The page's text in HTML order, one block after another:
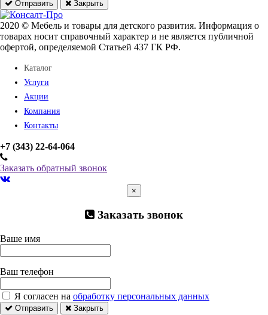
Отправить Закрыть
2020 © Мебель и товары для детского развития. Информация о
товарах носит справочный характер и не является публичной
офертой, определяемой Статьей 437 ГК РФ.
Каталог
Услуги
Акции
Компания
Контакты
+7 (343) 22-64-064
Заказать обратный звонок
×
Заказать звонок
Ваше имя
Ваш телефон
Я согласен на обработку персональных данных
Отправить Закрыть